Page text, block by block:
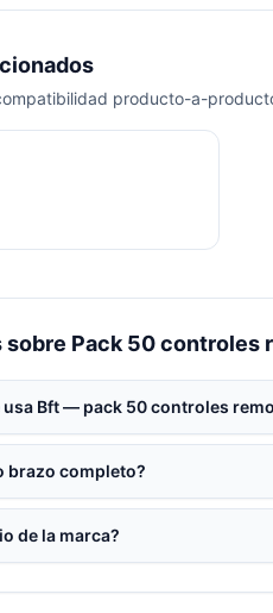
producto-a-
Pack 50 controles
usa Bft — pack 50 controles
brazo completo?
de la marca?